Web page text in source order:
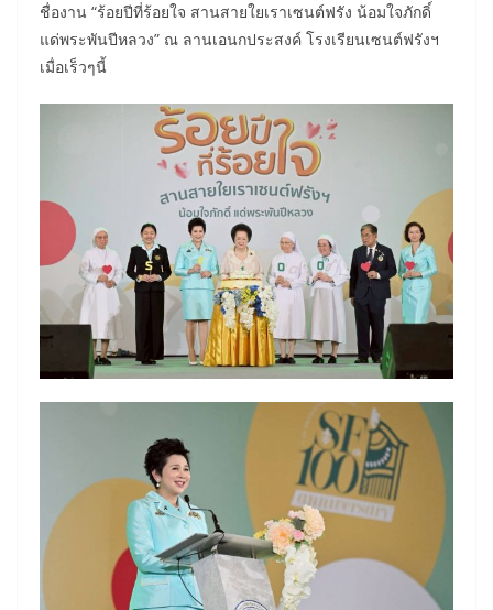
ชื่องาน “ร้อยปีที่ร้อยใจ สานสายใยเราเซนต์ฟรัง น้อมใจภักดิ์
แด่พระพันปีหลวง” ณ ลานเอนกประสงค์ โรงเรียนเซนต์ฟรังฯ
เมื่อเร็วๆนี้